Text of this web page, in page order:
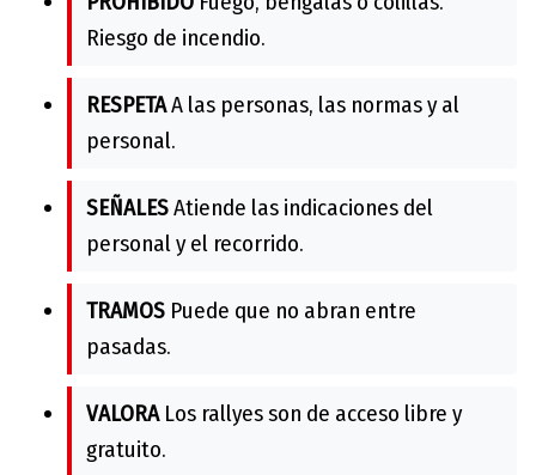
Riesgo de incendio.
RESPETAA las personas, las normas y al
personal.
SEÑALESAtiende las indicaciones del
personal y el recorrido.
TRAMOS Puede que no abran entre
pasadas.
VALORALos rallyes son de acceso libre y
gratuito.